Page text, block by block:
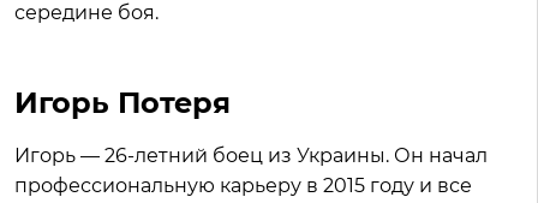
середине боя.
Игорь Потеря
Игорь — 26-летний боец из Украины. Он начал
профессиональную карьеру в 2015 году и все